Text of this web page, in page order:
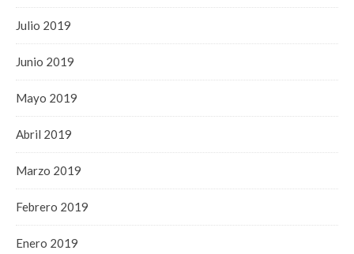
Julio 2019
Junio 2019
Mayo 2019
Abril 2019
Marzo 2019
Febrero 2019
Enero 2019